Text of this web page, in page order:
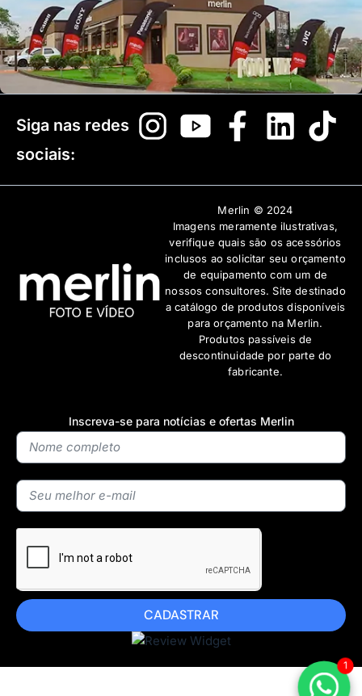
Inscreva-se para notícias e ofertas Merlin
CADASTRAR
Siga nas redes
sociais:
Merlin © 2024
Imagens meramente ilustrativas,
verifique quais são os acessórios
inclusos ao solicitar seu orçamento
de equipamento com um de
nossos consultores. Site destinado
a catálogo de produtos disponíveis
para orçamento na Merlin.
Produtos passíveis de
descontinuidade por parte do
fabricante.
1